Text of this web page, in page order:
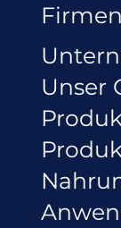
Unser